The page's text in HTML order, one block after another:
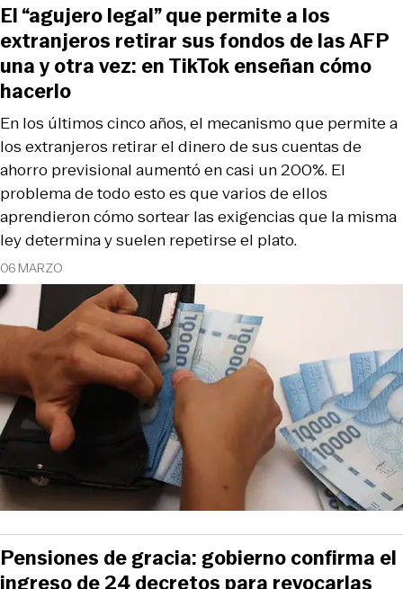
06 MARZO
En los últimos cinco años, el mecanismo que permite a
los extranjeros retirar el dinero de sus cuentas de
ahorro previsional aumentó en casi un 200%. El
problema de todo esto es que varios de ellos
aprendieron cómo sortear las exigencias que la misma
ley determina y suelen repetirse el plato.
El “agujero legal” que permite a los
extranjeros retirar sus fondos de las AFP
una y otra vez: en TikTok enseñan cómo
hacerlo
Pensiones de gracia: gobierno confirma el
ingreso de 24 decretos para revocarlas